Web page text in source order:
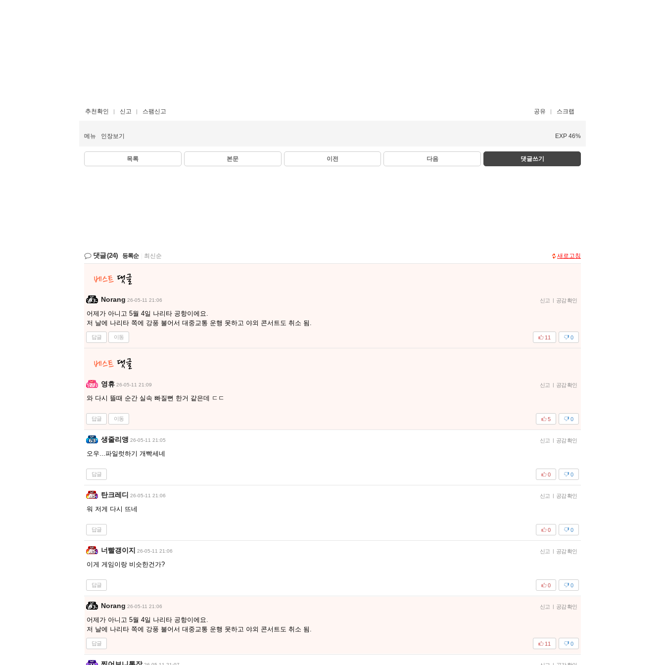
추천확인 신고 스팸신고 공유 스크랩
메뉴 인장보기 EXP 46%
목록 본문 이전 다음 댓글쓰기
댓글(24) 등록순 최신순 새로고침
Norang 26-05-11 21:06 신고 | 공감 확인
어제가 아니고 5월 4일 나리타 공항이에요.
저 날에 나리타 쪽에 강풍 불어서 대중교통 운행 못하고 야외 콘서트도 취소 됨.
답글 이동 0
11
영휴 26-05-11 21:09 신고 | 공감 확인
와 다시 뜰때 순간 실속 빠질뻔 한거 같은데 ㄷㄷ
답글 이동 0
5
생줄리앵 26-05-11 21:05 신고 | 공감 확인
오우...파일럿하기 개빡세네
답글 0
0
탄크레디 26-05-11 21:06 신고 | 공감 확인
워 저게 다시 뜨네
답글 0
0
너빨갱이지 26-05-11 21:06 신고 | 공감 확인
이게 게임이랑 비슷한건가?
답글 0
0
Norang 26-05-11 21:06 신고 | 공감 확인
어제가 아니고 5월 4일 나리타 공항이에요.
저 날에 나리타 쪽에 강풍 불어서 대중교통 운행 못하고 야외 콘서트도 취소 됨.
답글 0
11